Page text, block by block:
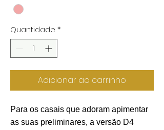
Quantidade *
Adicionar ao carrinho
Para os casais que adoram apimentar
as suas preliminares, a versão D4